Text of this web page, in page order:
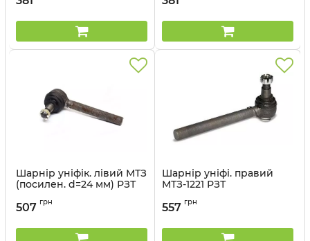
Шарнір уніфік. лівий МТЗ
(посилен. d=24 мм) РЗТ
507 грн
Шарнір уніфі. правий
МТЗ-1221 РЗТ
557 грн